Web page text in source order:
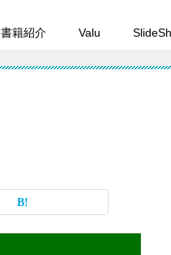
書籍紹介 Valu